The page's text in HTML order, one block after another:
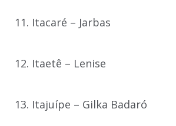
11. Itacaré – Jarbas
12. Itaetê – Lenise
13. Itajuípe – Gilka Badaró